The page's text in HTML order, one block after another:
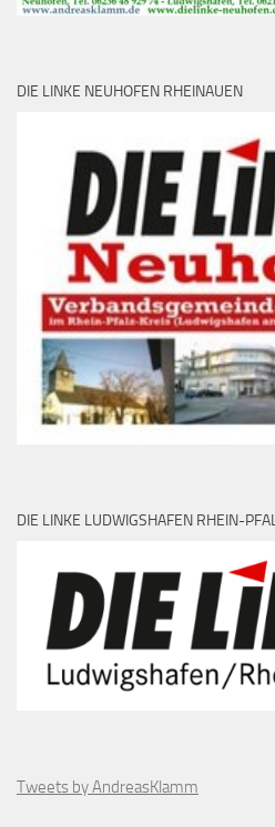
DIE LINKE NEUHOFEN RHEINAUEN
DIE LINKE LUDWIGSHAFEN RHEIN-
Tweets by AndreasKlamm